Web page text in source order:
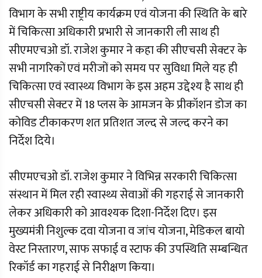
विभाग के सभी राष्ट्रीय कार्यक्रम एवं योजना की स्थिति के बारे
में चिकित्सा अधिकारी प्रभारी से जानकारी ली साथ ही
सीएमएचओ डॉ. राजेश कुमार ने कहा की सीएचसी सेक्टर के
सभी नागरिकों एवं मरीजों को समय पर सुविधा मिले यह ही
चिकित्सा एवं स्वास्थ्य विभाग के इस अहम उद्देश्य है साथ ही
सीएचसी सेक्टर में 18 प्लस के आमजन के प्रीकॉशन डोज का
कोविड टीकाकरण शत प्रतिशत जल्द से जल्द करने का
निर्देश दिये।
सीएमएचओ डॉ. राजेश कुमार ने विभिन्न सरकारी चिकित्सा
संस्थान में मिल रही स्वास्थ्य सेवाओं की गहराई से जानकारी
लेकर अधिकारी को आवश्यक दिशा-निर्देश दिए। इस
मुख्यमंत्री निशुल्क दवा योजना व जांच योजना, मेडिकल बायो
वेस्ट निस्तारण, साफ सफाई व स्टाफ की उपस्थिति सम्बन्धित
रिकॉर्ड का गहराई से निरीक्षण किया।